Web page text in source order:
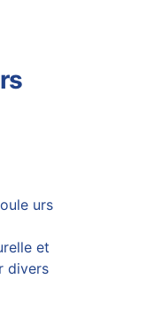
urs
et
divers